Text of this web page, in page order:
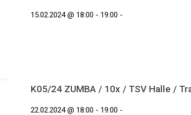
15.02.2024 @ 18:00 - 19:00 -
K05/24 ZUMBA / 10x / TSV Halle /
22.02.2024 @ 18:00 - 19:00 -